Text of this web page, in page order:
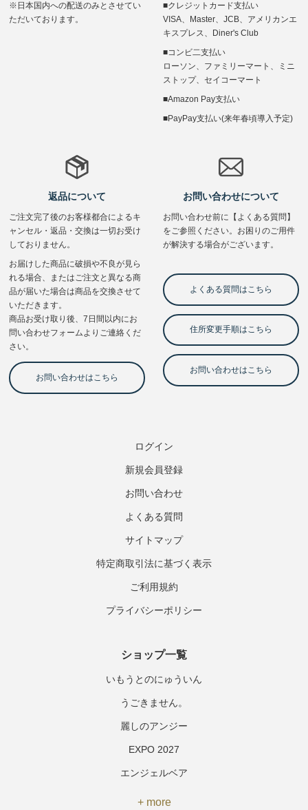
ログイン
新規会員登録
お問い合わせ
よくある質問
サイトマップ
特定商取引法に基づく表示
ご利用規約
プライバシーポリシー
ショップ一覧
いもうとのにゅういん
うごきません。
麗しのアンジー
EXPO 2027
エンジェルベア
+ more